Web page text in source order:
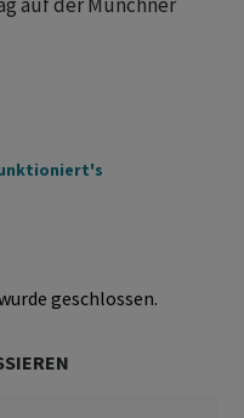
geschlossen.